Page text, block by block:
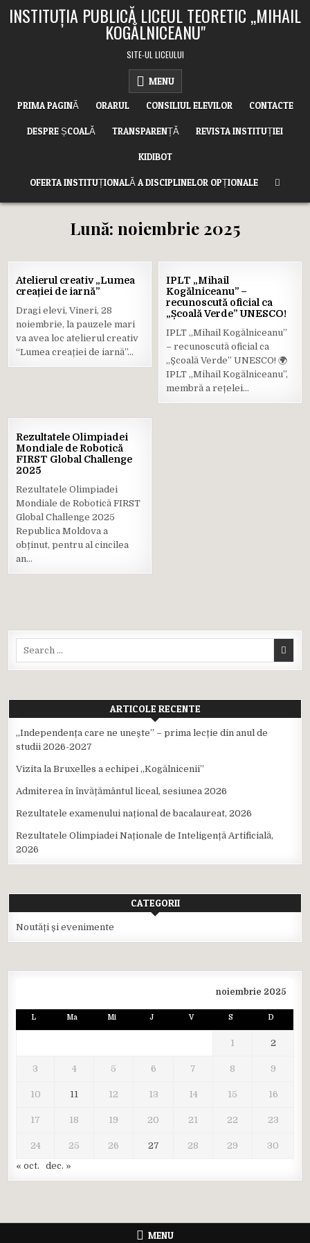
INSTITUȚIA PUBLICĂ LICEUL TEORETIC ,,MIHAIL
KOGĂLNICEANU"
SITE-UL LICEULUI
MENU
PRIMA PAGINĂ ORARUL CONSILIUL ELEVILOR CONTACTE
DESPRE ȘCOALĂ TRANSPARENȚĂ REVISTA INSTITUȚIEI
KIDIBOT
OFERTA INSTITUȚIONALĂ A DISCIPLINELOR OPȚIONALE
Lună: noiembrie 2025
27
Posted
in
Atelierul creativ „Lumea
creației de iarnă”
Dragi elevi, Vineri, 28
noiembrie, la pauzele mari
va avea loc atelierul creativ
“Lumea creației de iarnă”…
Posted
in
IPLT „Mihail
Kogălniceanu” –
recunoscută oficial ca
„Școală Verde” UNESCO!
IPLT „Mihail Kogălniceanu”
– recunoscută oficial ca
„Școală Verde” UNESCO! 🌍
IPLT „Mihail Kogălniceanu”,
membră a rețelei…
02
NOV.
2025
Posted
in
Rezultatele Olimpiadei
Mondiale de Robotică
FIRST Global Challenge
2025
Rezultatele Olimpiadei
Mondiale de Robotică FIRST
Global Challenge 2025
Republica Moldova a
obținut, pentru al cincilea
an…
ARTICOLE RECENTE
,,Independența care ne unește” – prima lecție din anul de
studii 2026-2027
Vizita la Bruxelles a echipei ,,Kogălnicenii”
Admiterea în învățământul liceal, sesiunea 2026
Rezultatele examenului național de bacalaureat, 2026
Rezultatele Olimpiadei Naționale de Inteligență Artificială,
2026
CATEGORII
Noutăți și evenimente
noiembrie 2025
L Ma Mi J V S D
1 2
3 4 5 6 7 8 9
10 11 12 13 14 15 16
17 18 19 20 21 22 23
24 25 26 27 28 29
30
« oct.
dec. »
MENU